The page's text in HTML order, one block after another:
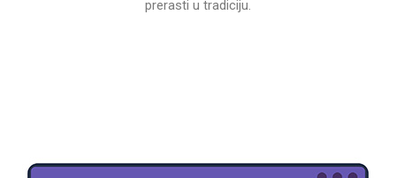
prerasti u tradiciju.